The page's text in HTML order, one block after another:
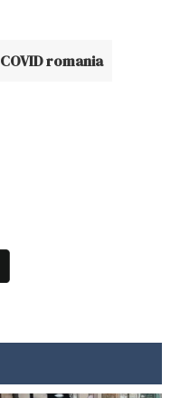
COVID romania